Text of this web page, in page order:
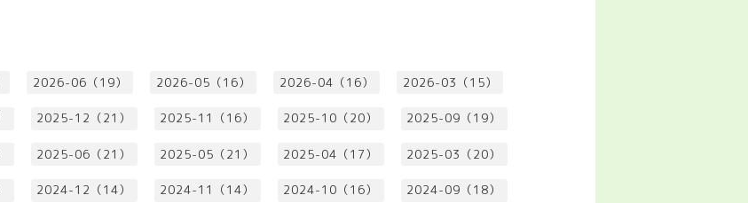
2026-06（19） 2026-05（16） 2026-04（16） 2026-03（15）
2025-12（21） 2025-11（16） 2025-10（20） 2025-09（19）
2025-06（21） 2025-05（21） 2025-04（17） 2025-03（20）
2024-12（14） 2024-11（14） 2024-10（16） 2024-09（18）